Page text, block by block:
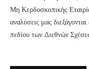
Μη Κερδοσκοπικής
αναλύσεις μας
πεδίου των Διεθνών